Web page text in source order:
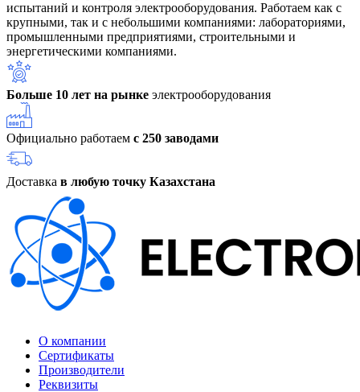
испытаний и контроля электрооборудования. Работаем как с
крупными, так и с небольшими компаниями: лабораториями,
промышленными предприятиями, строительными и
энергетическими компаниями.
Больше 10 лет на рынке электрооборудования
Официально работаем с 250 заводами
Доставка в любую точку Казахстана
О компании
Сертификаты
Производители
Реквизиты